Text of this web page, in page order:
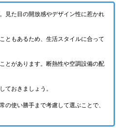
見た目の開放感やデザイン性に惹かれ
ともあるため、生活スタイルに合って
とがあります。断熱性や空調設備の配
ておきましょう。
の使い勝手まで考慮して選ぶことで、